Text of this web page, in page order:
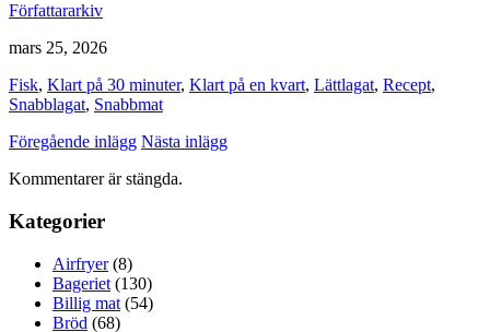
Författararkiv
mars 25, 2026
Fisk, Klart på 30 minuter, Klart på en kvart, Lättlagat, Recept,
Snabblagat, Snabbmat
Föregående inlägg Nästa inlägg
Kommentarer är stängda.
Kategorier
Airfryer(8)
Bageriet (130)
Billig mat (54)
Bröd (68)